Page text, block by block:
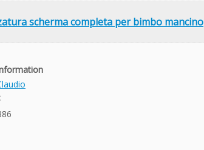
scherma completa per bimbo mancino